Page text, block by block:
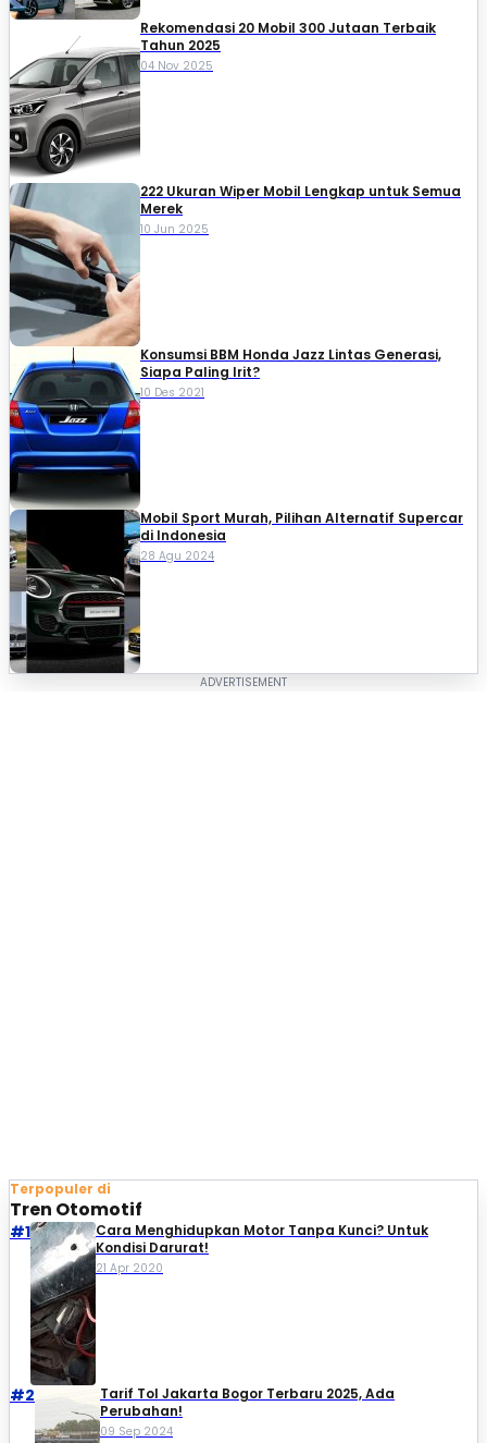
Rekomendasi 20 Mobil 300 Jutaan Terbaik
Tahun 2025
04 Nov 2025
222 Ukuran Wiper Mobil Lengkap untuk Semua
Merek
10 Jun 2025
Konsumsi BBM Honda Jazz Lintas Generasi,
Siapa Paling Irit?
10 Des 2021
Mobil Sport Murah, Pilihan Alternatif Supercar
di Indonesia
28 Agu 2024
Terpopuler di
Tren Otomotif
#1
Cara Menghidupkan Motor Tanpa Kunci? Untuk
Kondisi Darurat!
21 Apr 2020
#2
Tarif Tol Jakarta Bogor Terbaru 2025, Ada
Perubahan!
09 Sep 2024